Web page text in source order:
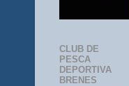
CLUB DE
PESCA
DEPORTIVA
BRENES